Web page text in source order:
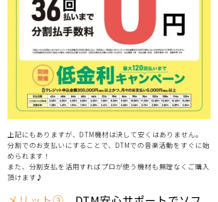
上記にもありますが、DTM機材は決して安くはありません。
分割でのお支払いにすることで、DTMでの音楽活動をすぐに始
められます！
また、分割支払を活用すればプロが使う機材も無理なくご購入
頂けます♪